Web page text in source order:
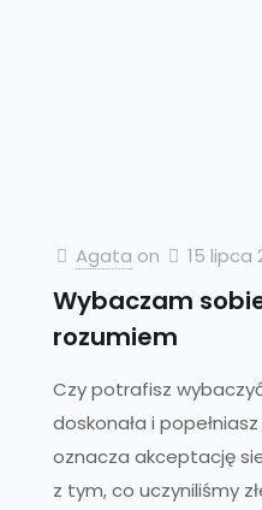
Agata on 15 lipca
Wybaczam
rozumiem
Czy potrafisz
doskonała i
oznacza akceptację
z tym, co uczyniliśmy